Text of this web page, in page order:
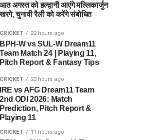
आठ अगस्त को हल्द्वानी आएंगे मल्लिकार्जुन
खरगे, चुनावी रैली को करेंगे संबोधित
CRICKET 22 hours ago
BPH-W vs SUL-W Dream11
Team Match 24 | Playing 11,
Pitch Report & Fantasy Tips
CRICKET 23 hours ago
IRE vs AFG Dream11 Team
2nd ODI 2026: Match
Prediction, Pitch Report &
Playing 11
CRICKET 11 hours ago